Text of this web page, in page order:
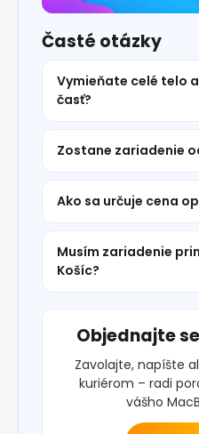
Časté otázky
Vymieňate celé telo
časť?
Zostane zariadenie
Ako sa určuje cena
Musím zariadenie
Košíc?
Objednajte
Zavolajte, napíšte
kuriérom – radi
vášho